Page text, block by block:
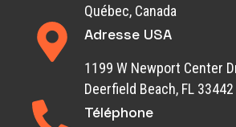
Québec, Canada
Adresse USA
1199 W Newport Center
Deerfield Beach, FL 33442
Téléphone